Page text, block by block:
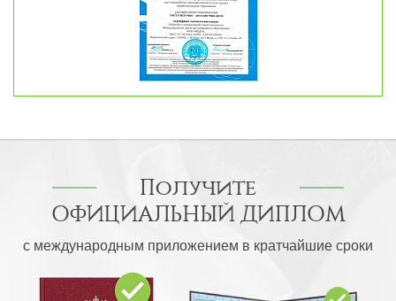
Получите
ОФИЦИАЛЬНЫЙ ДИПЛОМ
с международным приложением в кратчайшие сроки